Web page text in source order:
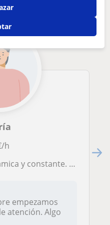
h
que me van a enseñar a ver más allá de lo que yo sé.
empezamos
atención. Algo